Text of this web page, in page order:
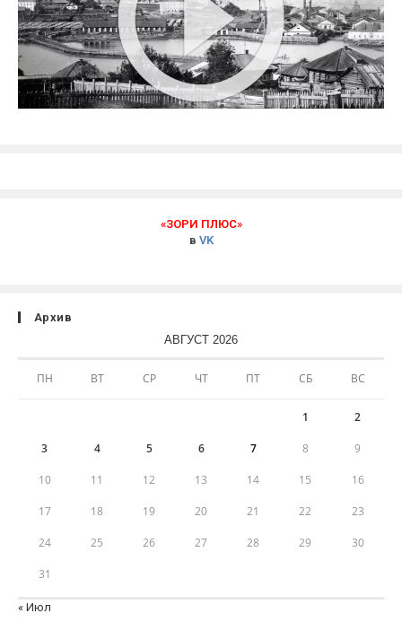
«ЗОРИ ПЛЮС»
в VK
Архив
АВГУСТ 2026
ПН ВТ СР ЧТ ПТ СБ ВС
1 2
3 4 5 6 7 8 9
10 11 12 13 14 15 16
17 18 19 20 21 22 23
24 25 26 27 28 29 30
31
« Июл